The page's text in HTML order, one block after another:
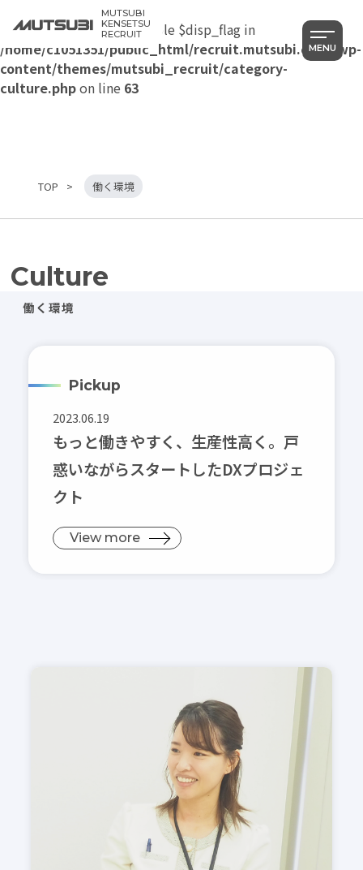
MUTSUBI
KENSETSU
RECRUIT
MENU
仕事を知る
睦備建設ってどんな会社？
社内DX化推進
キャリア開発
キャリア採用
Warning: Undefined variable $disp_flag in
/home/c1051351/public_html/recruit.mutsubi.co.jp/wp-
content/themes/mutsubi_recruit/category-
culture.phpon line 63
TOP 働く環境
Culture
働く環境
Pickup
2023.06.19
もっと働きやすく、生産性高く。戸
惑いながらスタートしたDXプロジェ
クト
View more